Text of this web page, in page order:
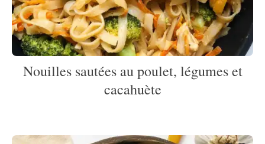
Nouilles sautées au poulet, légumes et
cacahuète